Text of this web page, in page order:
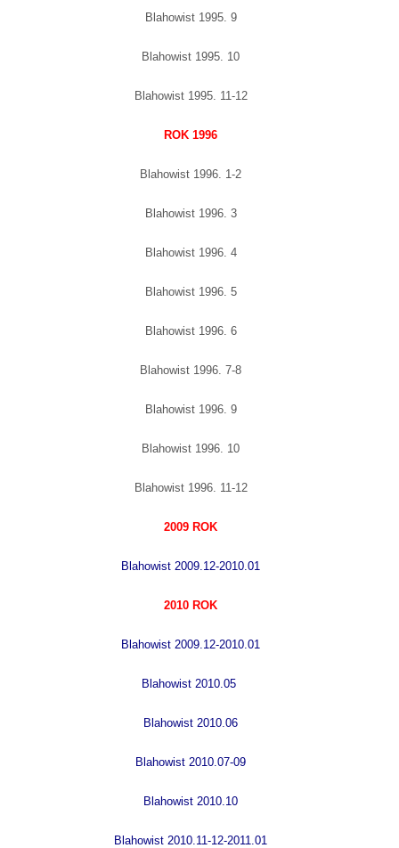
Blahowist 1995. 9
Blahowist 1995. 10
Blahowist 1995. 11-12
ROK 1996
Blahowist 1996. 1-2
Blahowist 1996. 3
Blahowist 1996. 4
Blahowist 1996. 5
Blahowist 1996. 6
Blahowist 1996. 7-8
Blahowist 1996. 9
Blahowist 1996. 10
Blahowist 1996. 11-12
2009 ROK
Blahowist 2009.12-2010.01
2010 ROK
Blahowist 2009.12-2010.01
Blahowist 2010.05
Blahowist 2010.06
Blahowist 2010.07-09
Blahowist 2010.10
Blahowist 2010.11-12-2011.01